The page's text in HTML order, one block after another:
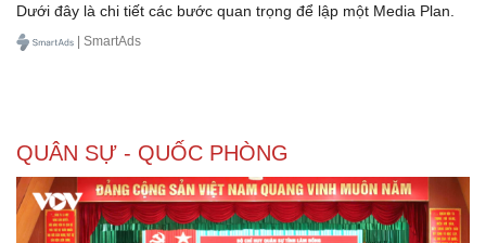
Dưới đây là chi tiết các bước quan trọng để lập một Media Plan.
| SmartAds
QUÂN SỰ - QUỐC PHÒNG